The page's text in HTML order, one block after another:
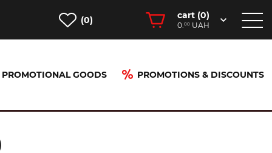
(0) cart (0)
0.00 UAH
PROMOTIONAL GOODS PROMOTIONS & DISCOUNTS